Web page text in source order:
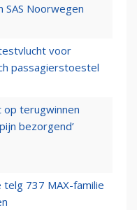
SAS Noorwegen
voor
passagierstoestel
op terugwinnen
bezorgend’
737 MAX-familie